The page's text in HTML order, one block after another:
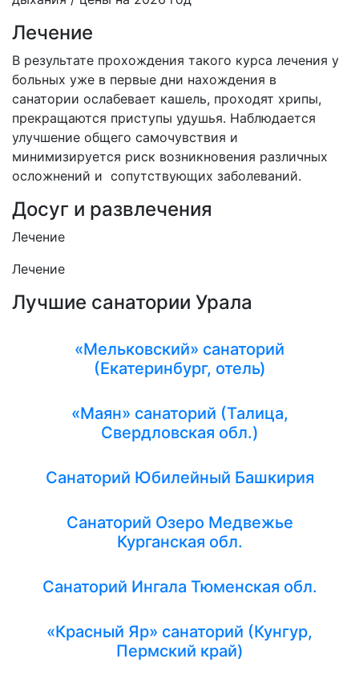
Лечение
В результате прохождения такого курса лечения у
больных уже в первые дни нахождения в
санатории ослабевает кашель, проходят хрипы,
прекращаются приступы удушья. Наблюдается
улучшение общего самочувствия и
минимизируется риск возникновения различных
осложнений и сопутствующих заболеваний.
Досуг и развлечения
Лечение
Лечение
Лучшие санатории Урала
«Мельковский» санаторий
(Екатеринбург, отель)
«Маян» санаторий (Талица,
Свердловская обл.)
Санаторий Юбилейный Башкирия
Санаторий Озеро Медвежье
Курганская обл.
Санаторий Ингала Тюменская обл.
«Красный Яр» санаторий (Кунгур,
Пермский край)